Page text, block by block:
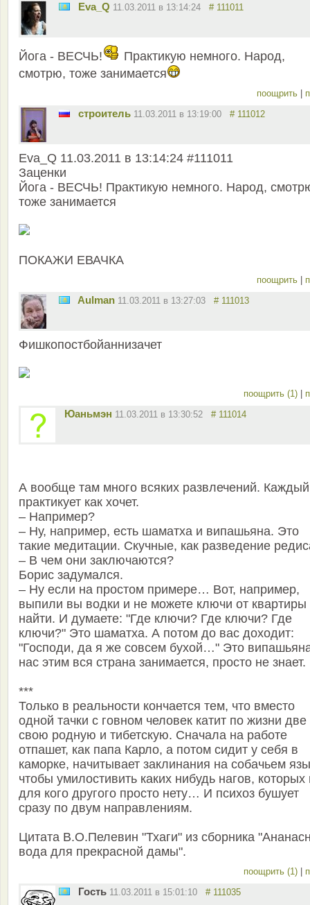
Eva_Q 11.03.2011 в 13:14:24 # 111011
Йога - ВЕСЧЬ!
Практикую немного. Народ,
смотрю, тоже занимается
поощрить
строитель 11.03.2011 в 13:19:00 # 111012
Eva_Q 11.03.2011 в 13:14:24 #111011
Заценки
Йога - ВЕСЧЬ! Практикую немного. Народ,
тоже занимается
ПОКАЖИ ЕВАЧКА
поощрить
Aulman 11.03.2011 в 13:27:03 # 111013
Фишкопостбойаннизачет
поощрить (1)
Юаньмэн 11.03.2011 в 13:30:52 # 111014
А вообще там много всяких развлечений. Каждый
практикует как хочет.
– Например?
– Ну, например, есть шаматха и випашьяна. Это
такие медитации. Скучные, как разведение
– В чем они заключаются?
Борис задумался.
– Ну если на простом примере… Вот, например,
выпили вы водки и не можете ключи от квартиры
найти. И думаете: "Где ключи? Где ключи? Где
ключи?" Это шаматха. А потом до вас доходит:
"Господи, да я же совсем бухой…" Это
нас этим вся страна занимается, просто не знает.
***
Только в реальности кончается тем, что вместо
одной тачки с говном человек катит по жизни две
свою родную и тибетскую. Сначала на работе
отпашет, как папа Карло, а потом сидит у себя в
каморке, начитывает заклинания на собачьем
чтобы умилостивить каких нибудь нагов, которых
для кого другого просто нету… И психоз бушует
сразу по двум направлениям.
Цитата В.О.Пелевин "Тхаги" из сборника
вода для прекрасной дамы".
поощрить (1)
Гость 11.03.2011 в 15:01:10 # 111035